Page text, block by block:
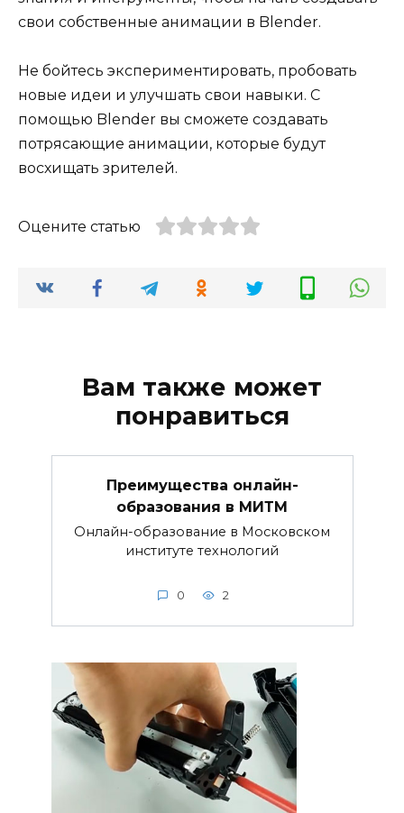
свои собственные анимации в Blender.
Не бойтесь экспериментировать, пробовать
новые идеи и улучшать свои навыки. С
помощью Blender вы сможете создавать
потрясающие анимации, которые будут
восхищать зрителей.
Оцените статью
Вам также может
понравиться
Преимущества онлайн-
образования в МИТМ
Онлайн-образование в Московском
институте технологий
0 2